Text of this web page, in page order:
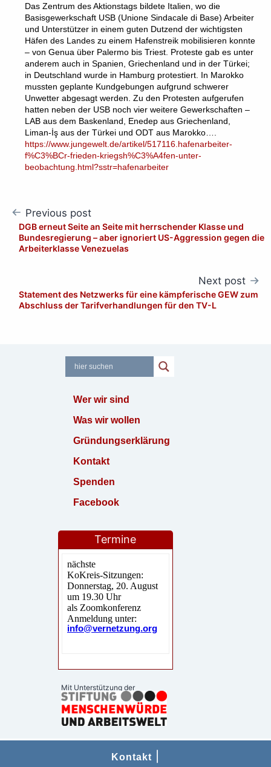
Das Zentrum des Aktionstags bildete Italien, wo die
Basisgewerkschaft USB (­Unione Sindacale di Base) Arbeiter
und Unterstützer in einem guten Dutzend der wichtigsten
Häfen des Landes zu einem Hafenstreik mobilisieren konnte
– von Genua über Palermo bis Triest. Proteste gab es unter
anderem auch in Spanien, Griechenland und in der Türkei;
in Deutschland wurde in Hamburg protestiert. In Marokko
mussten geplante Kundgebungen aufgrund schwerer
Unwetter abgesagt werden. Zu den Protesten aufgerufen
hatten neben der USB noch vier weitere Gewerkschaften –
LAB aus dem Baskenland, Enedep aus Griechenland,
Liman-İş aus der Türkei und ODT aus Marokko….
https://www.jungewelt.de/artikel/517116.hafenarbeiter-
f%C3%BCr-frieden-kriegsh%C3%A4fen-unter-
beobachtung.html?sstr=hafenarbeiter
Post
navigation
Previous post
DGB erneut Seite an Seite mit herrschender Klasse und
Bundesregierung – aber ignoriert US-Aggression gegen die
Arbeiterklasse Venezuelas
Next post
Statement des Netzwerks für eine kämpferische GEW zum
Abschluss der Tarifverhandlungen für den TV-L
Wer wir sind
Was wir wollen
Gründungserklärung
Kontakt
Spenden
Facebook
Termine
Mit Unterstützung der
Kontakt